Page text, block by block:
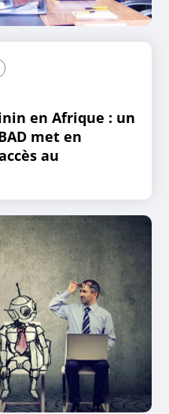
en Afrique : un
met en
au